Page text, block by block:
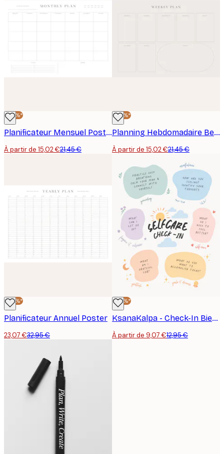
-30%*
Planificateur Mensuel Poster
À partir de 15,02 €21,45 €
-30%*
Planning Hebdomadaire Beige Poster
À partir de 15,02 €21,45 €
-30%*
Planificateur Annuel Poster
23,07 €32,95 €
-30%*
KsanaKalpa - Check-In Bien-être Positif Affiche
À partir de 9,07 €12,95 €